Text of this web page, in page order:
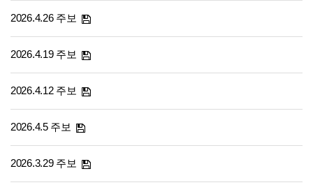
2026.4.26 주보
2026.4.19 주보
2026.4.12 주보
2026.4.5 주보
2026.3.29 주보